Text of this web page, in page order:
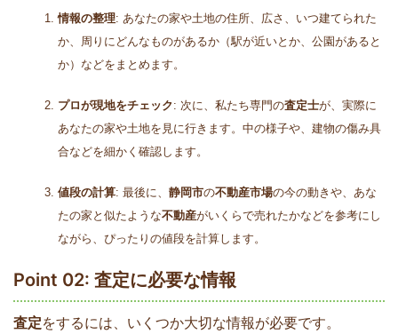
情報の整理: あなたの家や土地の住所、広さ、いつ建てられた
か、周りにどんなものがあるか（駅が近いとか、公園があると
か）などをまとめます。
プロが現地をチェック: 次に、私たち専門の査定士が、実際に
あなたの家や土地を見に行きます。中の様子や、建物の傷み具
合などを細かく確認します。
値段の計算: 最後に、 静岡市の不動産市場の今の動きや、あな
たの家と似たような不動産がいくらで売れたかなどを参考にし
ながら、ぴったりの値段を計算します。
Point 02: 査定に必要な情報
査定をするには、いくつか大切な情報が必要です。